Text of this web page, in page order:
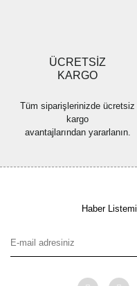
ÜCRETSİZ
KARGO
Tüm siparişlerinizde ücretsiz
kargo
avantajlarından yararlanın.
Haber